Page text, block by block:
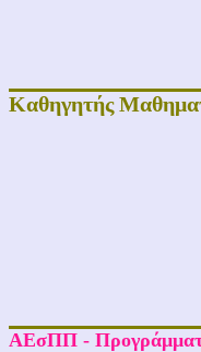
Καθηγητής
ΑΕσΠΠ -